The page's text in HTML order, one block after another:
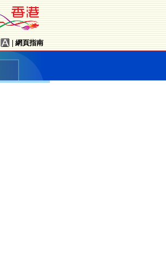
網頁指南